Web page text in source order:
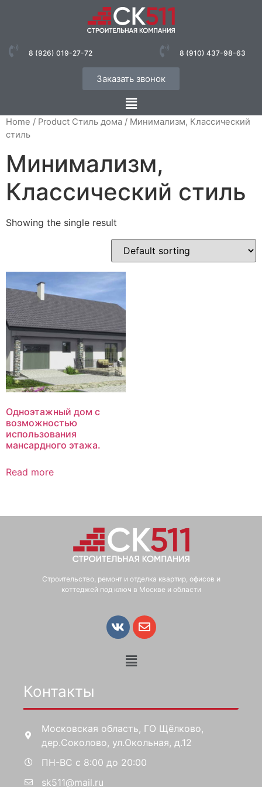
8 (926) 019-27-72 8 (910) 437-98-63
Заказать звонок
Home / Product Стиль дома / Минимализм, Классический
стиль
Минимализм,
Классический стиль
Showing the single result
Одноэтажный дом с
возможностью
использования
мансардного этажа.
Read more
Строительство, ремонт и отделка квартир, офисов и
коттеджей под ключ в Москве и области
Контакты
Московская область, ГО Щёлково,
дер.Соколово, ул.Окольная, д.12
ПН-ВС с 8:00 до 20:00
sk511@mail.ru